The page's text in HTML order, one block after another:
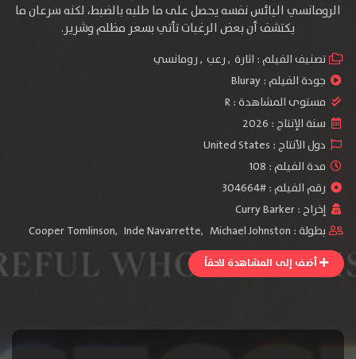
الرومانسي اليائس نفسه يحصل على ما طلبه بالضبط، لكنه سرعان ما
يكتشف أن بعض الرغبات تأتي بسعر مظلم وشرير.
تصنيف الفيلم : اثارة ,رعب ,رومانسي
جودة الفيلم :Bluray
مستوى المشاهدة :R
سنة الإنتاج : 2026
دول الأنتاج : United States
مدة الفيلم : 108
رقم الفيلم : #304664
إخراج :Curry Barker
بطولة :
Cooper Tomlinson, Inde Navarrette, Michael Johnston
أضف إلى المشاهدة لاحقاً